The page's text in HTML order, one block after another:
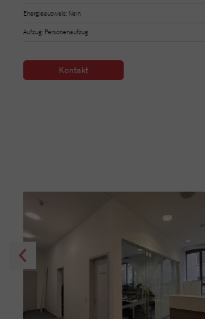
Energieausweis: Nein
Aufzug: Personenaufzug
Kontakt